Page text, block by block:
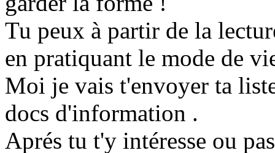
Tu peux à partir de la
en pratiquant le mode de
Moi je vais t'envoyer ta
docs d'information .
Aprés tu t'y intéresse ou